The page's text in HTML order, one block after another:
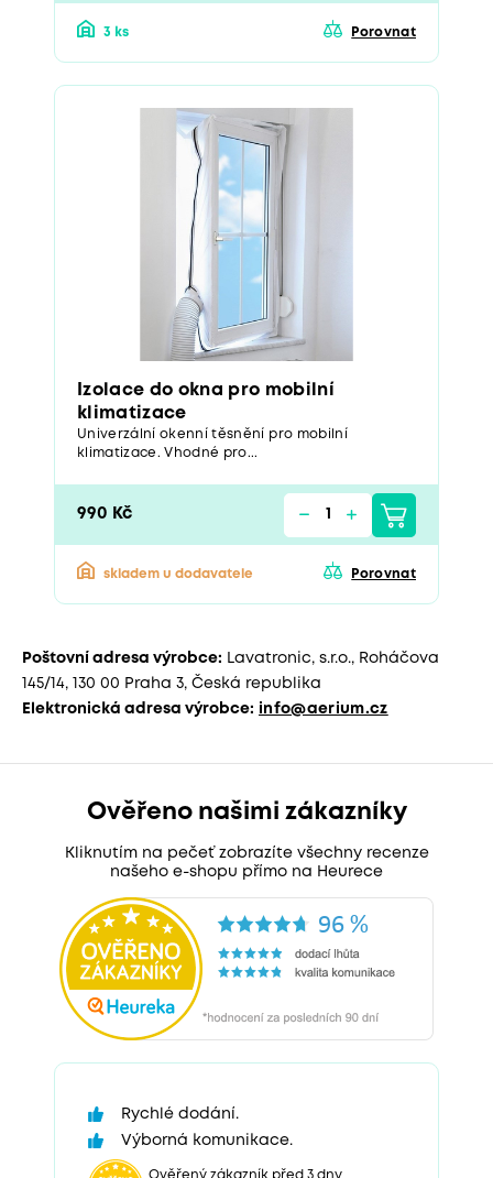
3 ks Porovnat
Izolace do okna pro mobilní
klimatizace
Univerzální okenní těsnění pro mobilní
klimatizace. Vhodné pro...
990 Kč
skladem u dodavatele Porovnat
Poštovní adresa výrobce: Lavatronic, s.r.o., Roháčova
145/14, 130 00 Praha 3, Česká republika
Elektronická adresa výrobce: info@aerium.cz
Ověřeno našimi zákazníky
Kliknutím na pečeť zobrazíte všechny recenze
našeho e-shopu přímo na Heurece
Rychlé dodání.
Výborná komunikace.
Ověřený zákazník před 3 dny